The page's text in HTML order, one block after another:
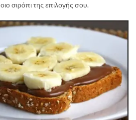
σιρόπι της επιλογής σου.